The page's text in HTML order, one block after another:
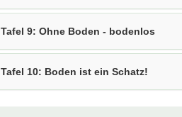
Tafel 9: Ohne Boden - bodenlos
Tafel 10: Boden ist ein Schatz!